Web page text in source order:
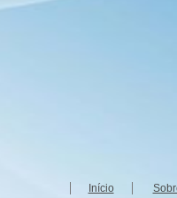
Início